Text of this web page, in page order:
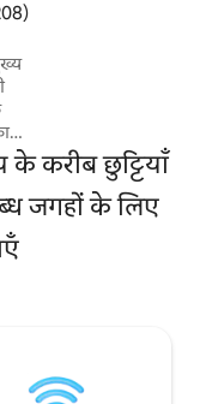
में से 4.96, 208 समीक्षाएँ
के करीब छुट्टियाँ
जगहों के लिए